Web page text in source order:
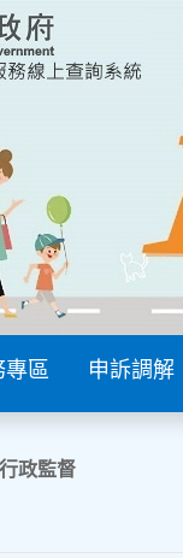
專區 申訴調解
行政監督